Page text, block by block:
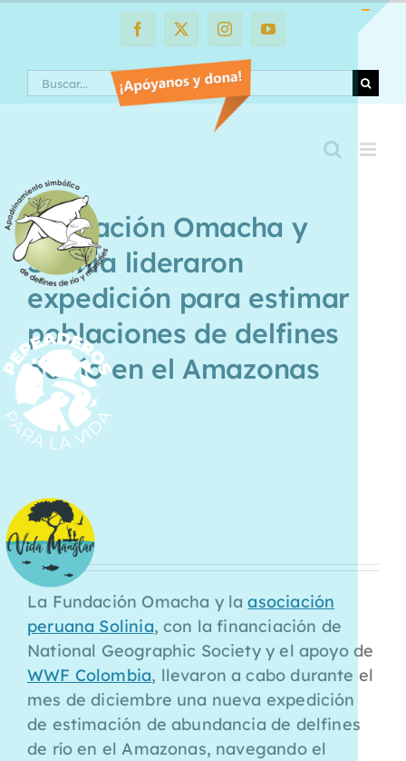
Facebook
X InstagramYouTube
Search
Fundación Omacha y
Solinia lideraron
expedición para estimar
poblaciones de delfines
de río en el Amazonas
La Fundación Omacha y laasociación
peruana Solinia, con la financiación de
National Geographic Society y el apoyo de
WWF Colombia, llevaron a cabo durante el
mes de diciembre una nueva expedición
de estimación de abundancia de delfines
de río en el Amazonas, navegando el
Bar
Area